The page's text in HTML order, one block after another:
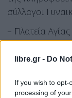
libre.gr - Do
If you wish to
processing of
σύλλογοι
– Πλατεία
της υγείας,
φοιτητικοί
– Συμβολή
των